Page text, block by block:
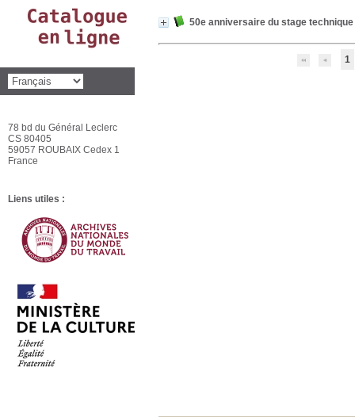
50e anniversaire du stage
1
78 bd du Général Leclerc
CS 80405
59057 ROUBAIX Cedex 1
France
Liens utiles :